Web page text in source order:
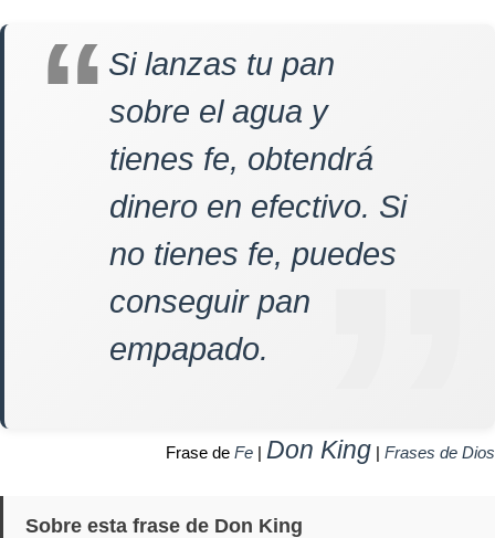
Si lanzas tu pan
sobre el agua y
tienes fe, obtendrá
dinero en efectivo. Si
no tienes fe, puedes
conseguir pan
empapado.
Frase de Fe | Don King | Frases de Dios
Sobre esta frase de Don King